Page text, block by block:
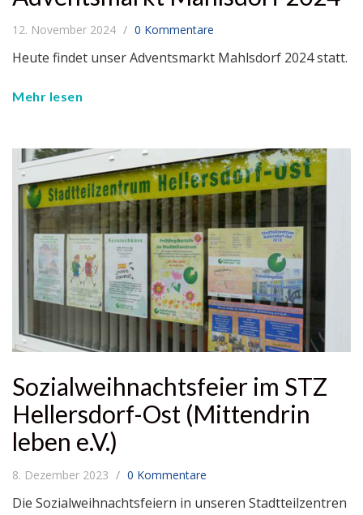
12. November 2024 0 Kommentare
Heute findet unser Adventsmarkt Mahlsdorf 2024 statt.
Mehr lesen
Sozialweihnachtsfeier im STZ
Hellersdorf-Ost (Mittendrin
leben e.V.)
8. Dezember 2023 0 Kommentare
Die Sozialweihnachtsfeiern in unseren Stadtteilzentren